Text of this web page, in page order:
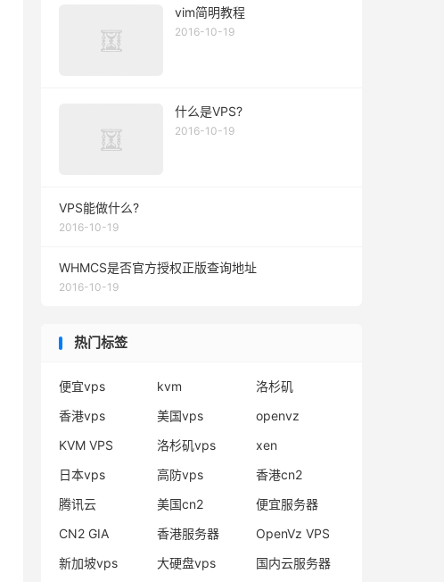
vim简明教程
2016-10-19
什么是VPS?
2016-10-19
VPS能做什么?
2016-10-19
WHMCS是否官方授权正版查询地址
2016-10-19
热门标签
便宜vps kvm
洛杉矶
香港vps
美国vps
openvz
KVM VPS
洛杉矶vps
xen
日本vps
高防vps
香港cn2
腾讯云
美国cn2
便宜服务器
CN2 GIA
香港服务器
OpenVz VPS
新加坡vps
大硬盘vps
国内云服务器